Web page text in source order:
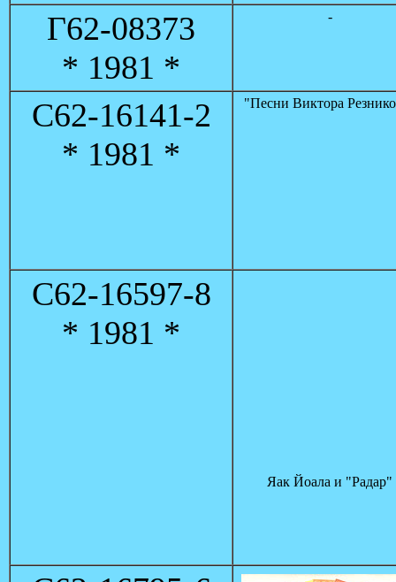
Г62-08373
* 1981 *
-
С62-16141-2
* 1981 *
"Песни Виктора
C62-16597-8
* 1981 *
Яак Йоала и "Радар"